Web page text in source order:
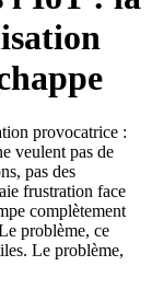
provocatrice :
veulent pas de
pas des
frustration face
complètement
problème, ce
Le problème,